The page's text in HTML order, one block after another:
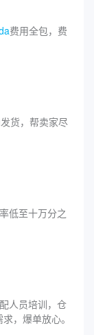
费用全包，费
货，帮卖家尽
低至十万分之
人员培训，仓
，爆单放心。